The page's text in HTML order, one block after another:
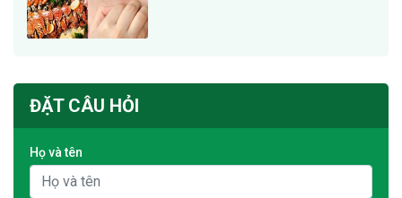
ĐẶT CÂU HỎI
Họ và tên